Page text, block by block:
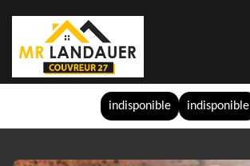
indisponible indisponible